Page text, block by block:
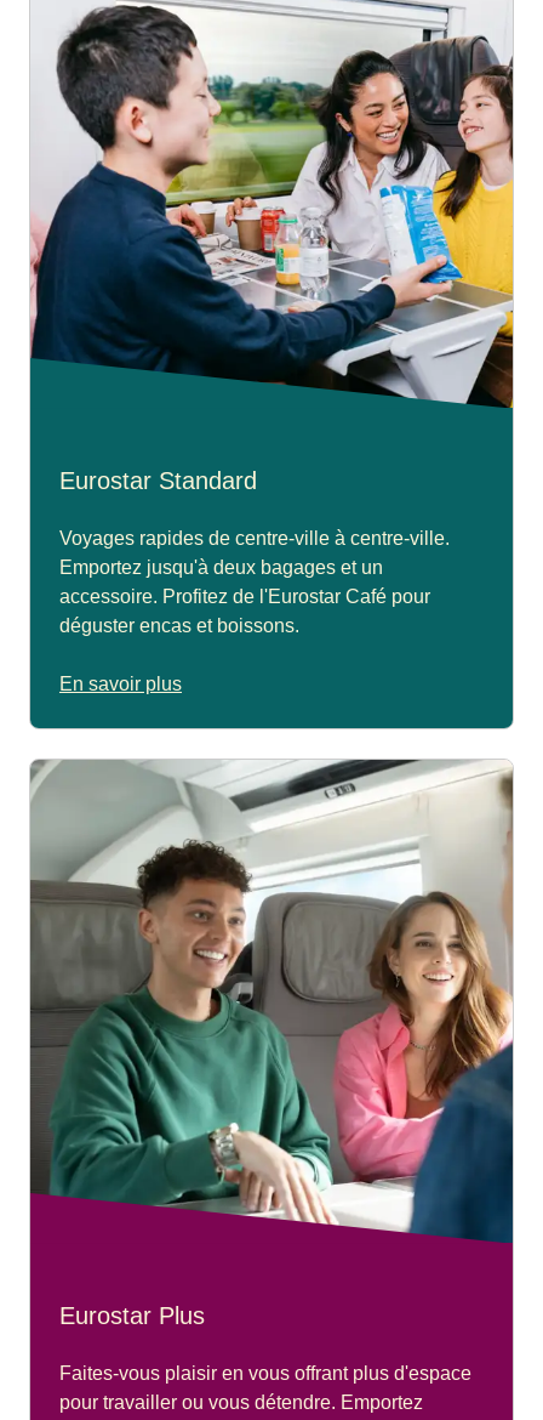
Eurostar Standard
Voyages rapides de centre-ville à centre-ville.
Emportez jusqu'à deux bagages et un
accessoire. Profitez de l'Eurostar Café pour
déguster encas et boissons.
En savoir plus
Eurostar Plus
Faites-vous plaisir en vous offrant plus d'espace
pour travailler ou vous détendre. Emportez